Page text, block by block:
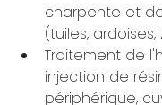
charpente et
(tuiles, ardoises,
Traitement de
injection de
périphérique,